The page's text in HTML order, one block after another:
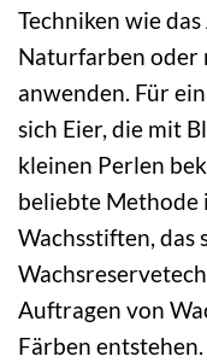
Techniken wie
Naturfarben oder
anwenden. Für
sich Eier, die mit
kleinen Perlen
beliebte Methode
Wachsstiften, das
Auftragen von
Färben